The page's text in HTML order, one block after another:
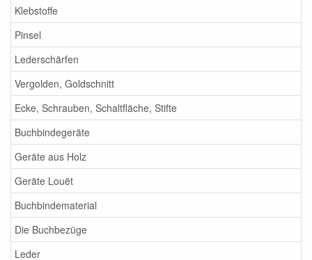
Klebstoffe
Pinsel
Lederschärfen
Vergolden, Goldschnitt
Ecke, Schrauben, Schaltfläche, Stifte
Buchbindegeräte
Geräte aus Holz
Geräte Louët
Buchbindematerial
Die Buchbezüge
Leder